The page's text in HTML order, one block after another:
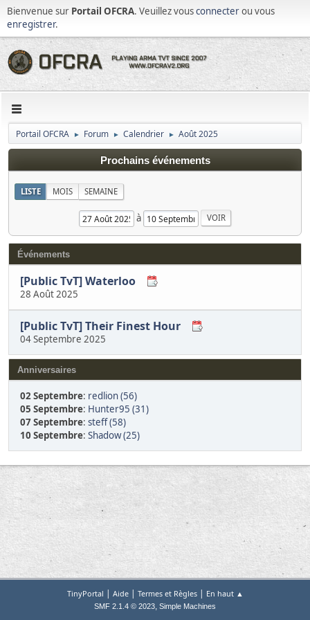
Bienvenue sur Portail OFCRA. Veuillez vousconnecterou vous
enregistrer.
Portail OFCRA ► Forum ► Calendrier ► Août 2025
Prochains événements
LISTE MOIS SEMAINE
à
Événements
[Public TvT] Waterloo
28 Août 2025
[Public TvT] Their Finest Hour
04 Septembre 2025
Anniversaires
02 Septembre: redlion (56)
05 Septembre: Hunter95 (31)
07 Septembre: steff (58)
10 Septembre: Shadow (25)
TinyPortal | Aide| Termes et Règles| En haut ▲
SMF 2.1.4 © 2023, Simple Machines